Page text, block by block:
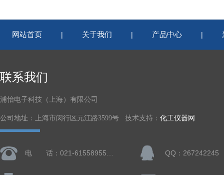
网站首页 | 关于我们 | 产品中心 |
联系我们
浦怡电子科技（上海）有限公司
公司地址：上海市闵行区元江路3599号 技术支持： 化工仪器网
QQ：267242245